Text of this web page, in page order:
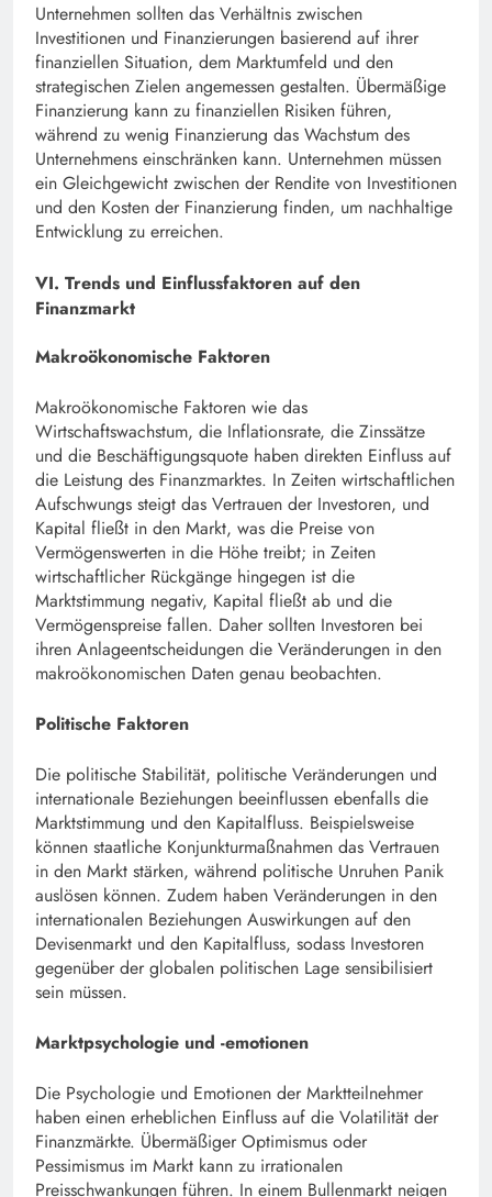
Unternehmen sollten das Verhältnis zwischen
Investitionen und Finanzierungen basierend auf ihrer
finanziellen Situation, dem Marktumfeld und den
strategischen Zielen angemessen gestalten. Übermäßige
Finanzierung kann zu finanziellen Risiken führen,
während zu wenig Finanzierung das Wachstum des
Unternehmens einschränken kann. Unternehmen müssen
ein Gleichgewicht zwischen der Rendite von Investitionen
und den Kosten der Finanzierung finden, um nachhaltige
Entwicklung zu erreichen.
VI. Trends und Einflussfaktoren auf den
Finanzmarkt
Makroökonomische Faktoren
Makroökonomische Faktoren wie das
Wirtschaftswachstum, die Inflationsrate, die Zinssätze
und die Beschäftigungsquote haben direkten Einfluss auf
die Leistung des Finanzmarktes. In Zeiten wirtschaftlichen
Aufschwungs steigt das Vertrauen der Investoren, und
Kapital fließt in den Markt, was die Preise von
Vermögenswerten in die Höhe treibt; in Zeiten
wirtschaftlicher Rückgänge hingegen ist die
Marktstimmung negativ, Kapital fließt ab und die
Vermögenspreise fallen. Daher sollten Investoren bei
ihren Anlageentscheidungen die Veränderungen in den
makroökonomischen Daten genau beobachten.
Politische Faktoren
Die politische Stabilität, politische Veränderungen und
internationale Beziehungen beeinflussen ebenfalls die
Marktstimmung und den Kapitalfluss. Beispielsweise
können staatliche Konjunkturmaßnahmen das Vertrauen
in den Markt stärken, während politische Unruhen Panik
auslösen können. Zudem haben Veränderungen in den
internationalen Beziehungen Auswirkungen auf den
Devisenmarkt und den Kapitalfluss, sodass Investoren
gegenüber der globalen politischen Lage sensibilisiert
sein müssen.
Marktpsychologie und -emotionen
Die Psychologie und Emotionen der Marktteilnehmer
haben einen erheblichen Einfluss auf die Volatilität der
Finanzmärkte. Übermäßiger Optimismus oder
Pessimismus im Markt kann zu irrationalen
Preisschwankungen führen. In einem Bullenmarkt neigen